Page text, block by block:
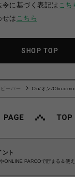
に基づく表記は こち
せは こちら
SHOP TOP
ビーバー
On/オン/
ント
ONLINE PARCOで貯まる＆使